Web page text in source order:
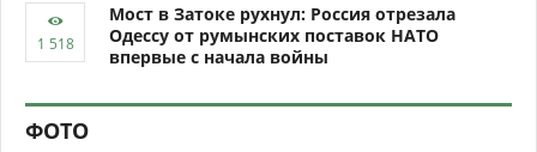
Мост в Затоке рухнул: Россия отрезала
Одессу от румынских поставок НАТО
впервые с начала войны
ФОТО